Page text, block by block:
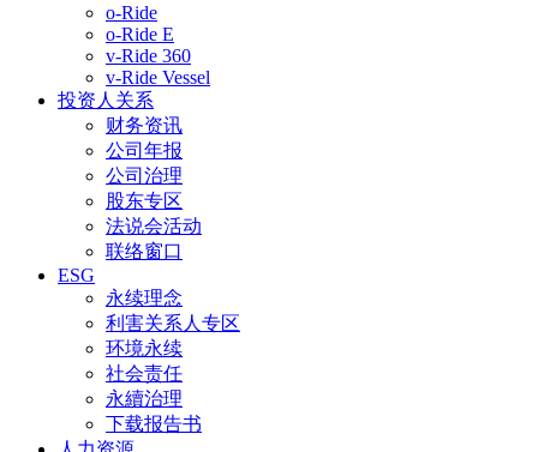
o-Ride
o-Ride E
v-Ride 360
v-Ride Vessel
投资人关系
财务资讯
公司年报
公司治理
股东专区
法说会活动
联络窗口
ESG
永续理念
利害关系人专区
环境永续
社会责任
永續治理
下载报告书